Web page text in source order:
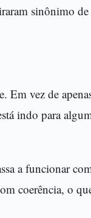
sinônimo
Em vez de
indo para
a funcionar
coerência, o